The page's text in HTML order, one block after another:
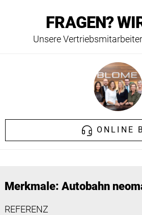
FRAGEN?
Unsere
ONLINE
Merkmale: Autobahn
REFERENZ